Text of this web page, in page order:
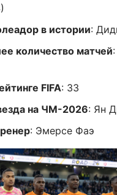
в истории:
количество матчей
FIFA: 33
на ЧМ-2026: Ян
: Эмерсе Фаэ